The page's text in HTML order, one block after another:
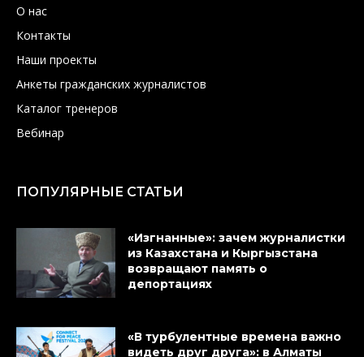
О нас
Контакты
Наши проекты
Анкеты гражданских журналистов
Каталог тренеров
Вебинар
ПОПУЛЯРНЫЕ СТАТЬИ
«Изгнанные»: зачем журналистки
из Казахстана и Кыргызстана
возвращают память о
депортациях
«В турбулентные времена важно
видеть друг друга»: в Алматы